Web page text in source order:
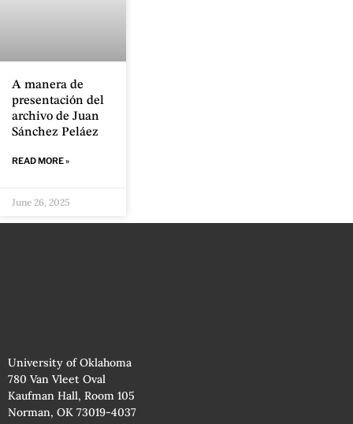
A manera de
presentación del
archivo de Juan
Sánchez Peláez
READ MORE »
June 26, 2025
University of Oklahoma
780 Van Vleet Oval
Kaufman Hall, Room 105
Norman, OK 73019-4037